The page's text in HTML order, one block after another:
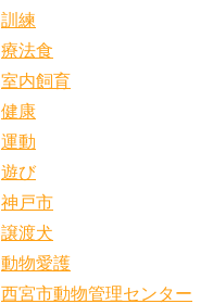
訓練
療法食
室内飼育
健康
運動
遊び
神戸市
譲渡犬
動物愛護
西宮市動物管理センター